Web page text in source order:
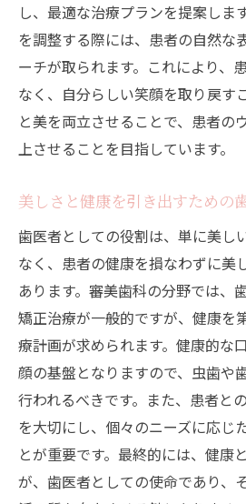
し、最適な治療プランを提案しま
を調整する際には、患者の自然な
ーチが取られます。これにより、
なく、自分らしい笑顔を取り戻す
と美を両立させることで、患者の
上させることを目指しています。
美しさと健康を引き出すための
歯医者としての役割は、単に美し
なく、患者の健康を損なわずに美
あります。審美歯科の分野では、
矯正治療が一般的ですが、健康を
療計画が求められます。健康的な
顔の基盤となりますので、虫歯や
行われるべきです。また、患者と
を大切にし、個々のニーズに応じ
とが重要です。最終的には、健康
が、歯医者としての使命であり、